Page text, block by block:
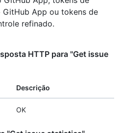
App ou tokens de
refinado.
HTTP para "Get issue
Descrição
OK